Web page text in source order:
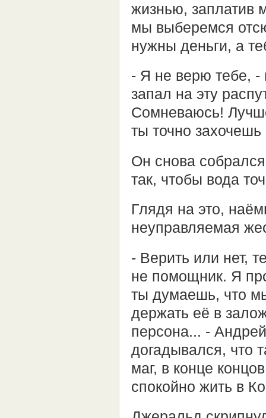
жизнью, заплатив
мы выберемся
нужны деньги, а
- Я не верю тебе, -
запал на эту
Сомневаюсь!
ты точно
Он снова
так, чтобы вода
Глядя на это,
неуправляемая
- Верить или нет,
не помощник. Я
ты думаешь, что
держать её в
персона... -
догадывался, что
маг, в конце
спокойно жить в